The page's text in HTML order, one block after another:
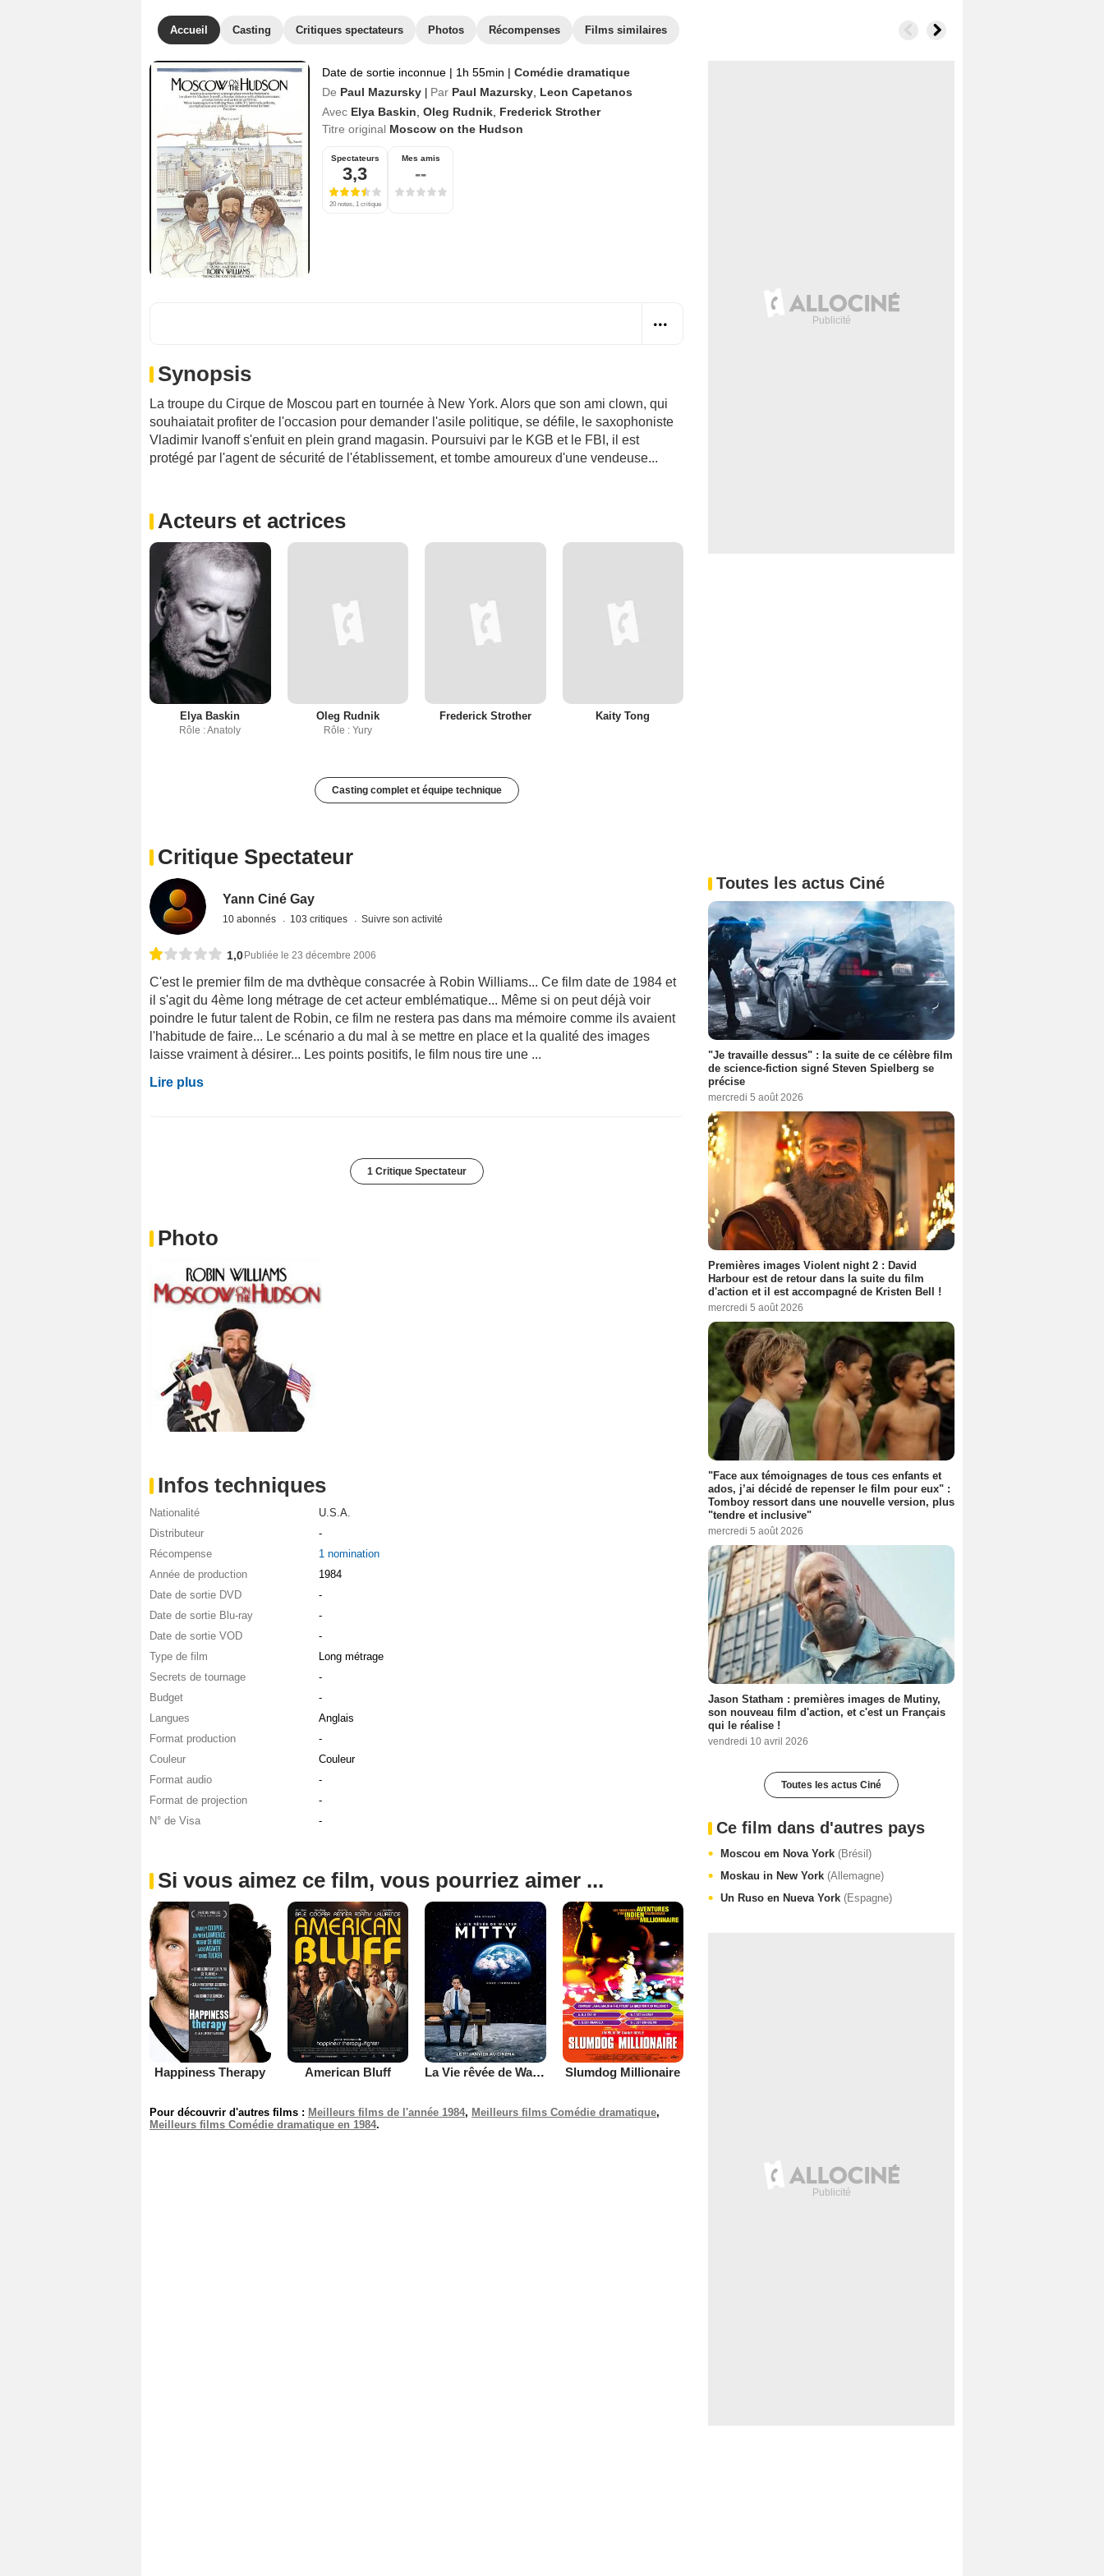
Accueil Casting Critiques spectateurs Photos Récompenses Films similaires
Date de sortie inconnue | 1h 55min | Comédie dramatique
De Paul Mazursky Par Paul Mazursky Leon Capetanos
Avec Elya Baskin Oleg Rudnik Frederick Strother
Titre original Moscow on the Hudson
Spectateurs
3,3
20 notes, 1 critique
Mes amis
--
Synopsis
La troupe du Cirque de Moscou part en tournée à New York. Alors que son ami clown, qui
souhaiatait profiter de l'occasion pour demander l'asile politique, se défile, le saxophoniste
Vladimir Ivanoff s'enfuit en plein grand magasin. Poursuivi par le KGB et le FBI, il est
protégé par l'agent de sécurité de l'établissement, et tombe amoureux d'une vendeuse...
Acteurs et actrices
Elya Baskin
Rôle : Anatoly
Oleg Rudnik
Rôle : Yury
Frederick Strother Kaity Tong
Casting complet et équipe technique
Critique Spectateur
Yann Ciné Gay
10 abonnés 103 critiques Suivre son activité
1,0Publiée le 23 décembre 2006
C'est le premier film de ma dvthèque consacrée à Robin Williams... Ce film date de 1984 et
il s'agit du 4ème long métrage de cet acteur emblématique... Même si on peut déjà voir
poindre le futur talent de Robin, ce film ne restera pas dans ma mémoire comme ils avaient
l'habitude de faire... Le scénario a du mal à se mettre en place et la qualité des images
laisse vraiment à désirer... Les points positifs, le film nous tire une ...
Lire plus
1 Critique Spectateur
Photo
Infos techniques
Nationalité
U.S.A.
Distributeur
-
Récompense
1 nomination
Année de production
1984
Date de sortie DVD
-
Date de sortie Blu-ray
-
Date de sortie VOD
-
Type de film
Long métrage
Secrets de tournage
-
Budget
-
Langues
Anglais
Format production
-
Couleur
Couleur
Format audio
-
Format de projection
-
N° de Visa
-
Si vous aimez ce film, vous pourriez aimer ...
Happiness Therapy American Bluff La Vie rêvée de Walter Mitty Slumdog Millionaire
Pour découvrir d'autres films : Meilleurs films de l'année 1984, Meilleurs films Comédie dramatique,
Meilleurs films Comédie dramatique en 1984.
Toutes les actus Ciné
"Je travaille dessus" : la suite de ce célèbre film
de science-fiction signé Steven Spielberg se
précise
mercredi 5 août 2026
Premières images Violent night 2 : David
Harbour est de retour dans la suite du film
d'action et il est accompagné de Kristen Bell !
mercredi 5 août 2026
"Face aux témoignages de tous ces enfants et
ados, j’ai décidé de repenser le film pour eux" :
Tomboy ressort dans une nouvelle version, plus
"tendre et inclusive"
mercredi 5 août 2026
Jason Statham : premières images de Mutiny,
son nouveau film d'action, et c'est un Français
qui le réalise !
vendredi 10 avril 2026
Toutes les actus Ciné
Ce film dans d'autres pays
Moscou em Nova York (Brésil)
Moskau in New York (Allemagne)
Un Ruso en Nueva York (Espagne)